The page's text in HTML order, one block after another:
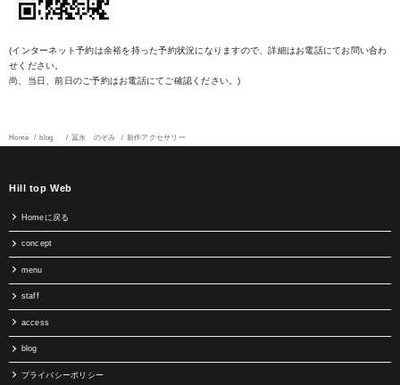
(インターネット予約は余裕を持った予約状況になりますので、詳細はお電話にてお問い合わ
せください。
尚、当日、前日のご予約はお電話にてご確認ください。)
Home blog 冨永 のぞみ 新作アクセサリー
Hill top Web
Homeに戻る
concept
menu
staff
access
blog
プライバシーポリシー